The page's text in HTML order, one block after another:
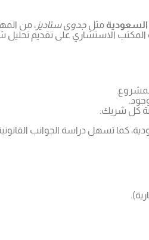
مثل جدوى ستاديز ، من
الاستشاري على تقديم تحليل
كل شريك.
كما تسهل دراسة الجوانب